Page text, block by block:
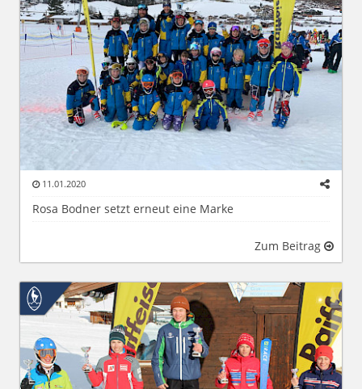
11.01.2020
Rosa Bodner setzt erneut eine Marke
Zum Beitrag